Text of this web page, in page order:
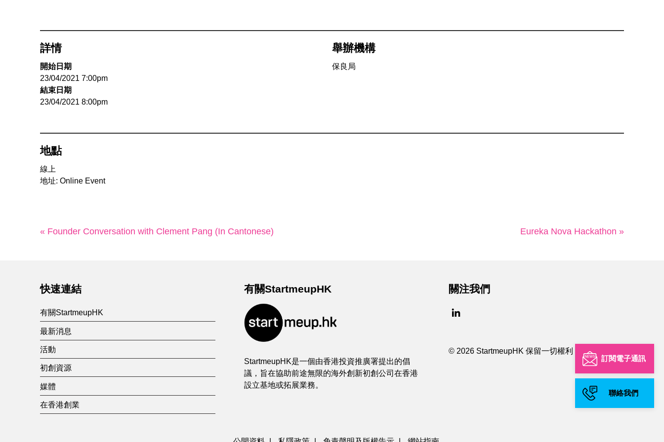
訂閱電子通訊
聯絡我們
詳情
開始日期
23/04/2021 7:00pm
結束日期
23/04/2021 8:00pm
舉辦機構
保良局
地點
線上
地址: Online Event
« Founder Conversation with Clement Pang (In Cantonese) Eureka Nova Hackathon »
快速連結
有關StartmeupHK
最新消息
活動
初創資源
媒體
在香港創業
有關StartmeupHK
StartmeupHK是一個由香港投資推廣署提出的倡
議，旨在協助前途無限的海外創新初創公司在香港
設立基地或拓展業務。
關注我們
© 2026 StartmeupHK 保留一切權利